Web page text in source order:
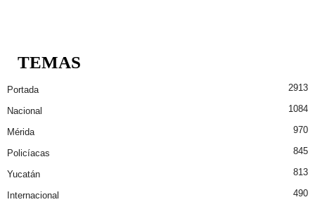
TEMAS
Portada 2913
Nacional 1084
Mérida 970
Policíacas 845
Yucatán 813
Internacional 490